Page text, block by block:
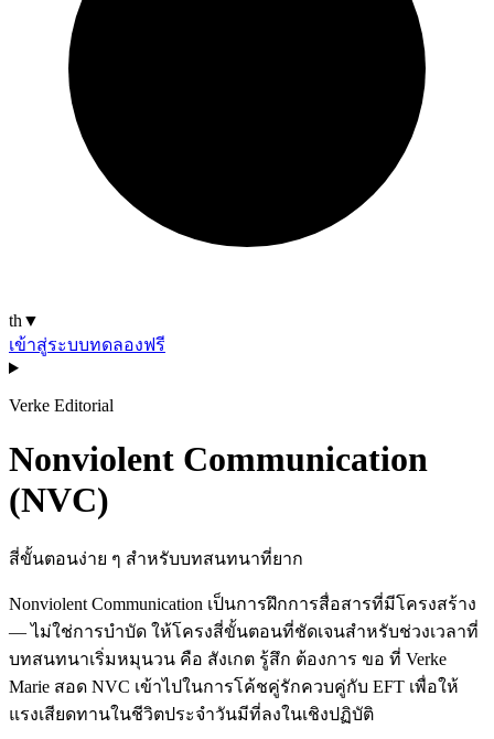
th ▼
เข้าสู่ระบบทดลองฟรี
Verke Editorial
Nonviolent Communication
(NVC)
สี่ขั้นตอนง่าย ๆ สำหรับบทสนทนาที่ยาก
Nonviolent Communication เป็นการฝึกการสื่อสารที่มีโครงสร้าง
— ไม่ใช่การบำบัด ให้โครงสี่ขั้นตอนที่ชัดเจนสำหรับช่วงเวลาที่
บทสนทนาเริ่มหมุนวน คือ สังเกต รู้สึก ต้องการ ขอ ที่ Verke
Marie สอด NVC เข้าไปในการโค้ชคู่รักควบคู่กับ EFT เพื่อให้
แรงเสียดทานในชีวิตประจำวันมีที่ลงในเชิงปฏิบัติ